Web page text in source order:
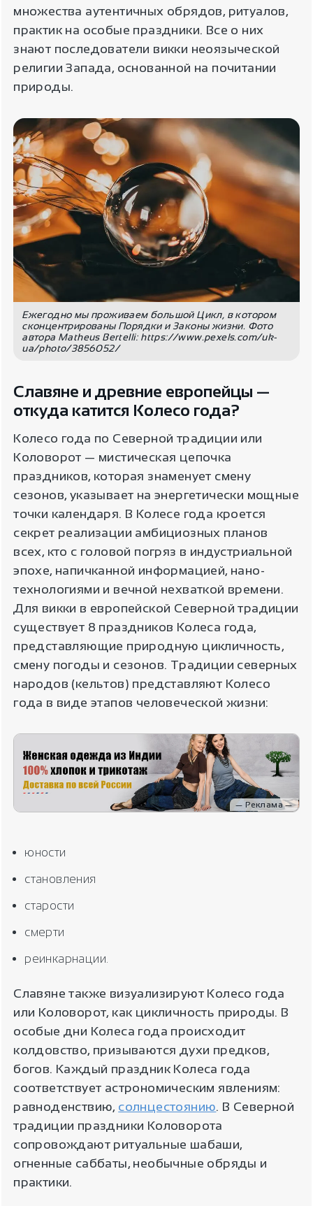
множества аутентичных обрядов, ритуалов,
практик на особые праздники. Все о них
знают последователи викки неоязыческой
религии Запада, основанной на почитании
природы.
Ежегодно мы проживаем большой Цикл, в котором
сконцентрированы Порядки и Законы жизни. Фото
автора Matheus Bertelli: https://www.pexels.com/uk-
ua/photo/3856052/
Славяне и древние европейцы —
откуда катится Колесо года?
Колесо года по Северной традиции или
Коловорот — мистическая цепочка
праздников, которая знаменует смену
сезонов, указывает на энергетически мощные
точки календаря. В Колесе года кроется
секрет реализации амбициозных планов
всех, кто с головой погряз в индустриальной
эпохе, напичканной информацией, нано-
технологиями и вечной нехваткой времени.
Для викки в европейской Северной традиции
существует 8 праздников Колеса года,
представляющие природную цикличность,
смену погоды и сезонов. Традиции северных
народов (кельтов) представляют Колесо
года в виде этапов человеческой жизни:
— Реклама —
юности
становления
старости
смерти
реинкарнации.
Славяне также визуализируют Колесо года
или Коловорот, как цикличность природы. В
особые дни Колеса года происходит
колдовство, призываются духи предков,
богов. Каждый праздник Колеса года
соответствует астрономическим явлениям:
равноденствию, солнцестоянию. В Северной
традиции праздники Коловорота
сопровождают ритуальные шабаши,
огненные саббаты, необычные обряды и
практики.